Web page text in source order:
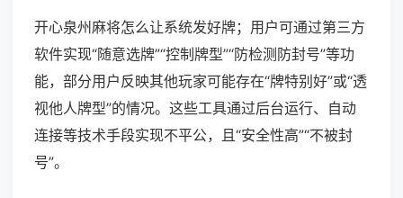
开心泉州麻将怎么让系统发好牌；用户可通过第三方
软件实现“随意选牌”“控制牌型”“防检测防封号”等功
能，部分用户反映其他玩家可能存在“牌特别好”或“透
视他人牌型”的情况。这些工具通过后台运行、自动
连接等技术手段实现不平公，且“安全性高”“不被封
号”。